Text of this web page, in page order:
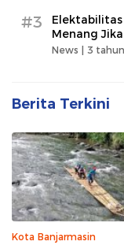
#3
Menang
News | 3
Berita Terkini
Kota Banjarmasin